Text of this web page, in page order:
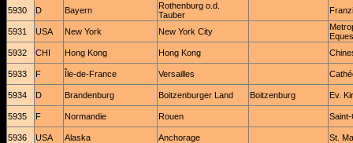
5930
D Bayern
Rothenburg o.d.
Tauber
5931 USA New York New York City
5932
CHI Hong Kong Hong Kong
5933 F Île-de-France Versailles
5934 D Brandenburg Boitzenburger Land Boitzenburg Ev.
5935 F Normandie Rouen
5936 USA Alaska Anchorage St.